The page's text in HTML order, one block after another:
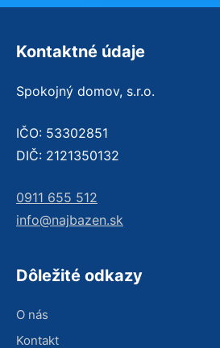
Kontaktné údaje
Spokojný domov, s.r.o.
IČO: 53302851
DIČ: 2121350132
0911 655 512
info@najbazen.sk
Dôležité odkazy
O nás
Kontakt